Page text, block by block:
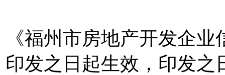
《福州市房地产开发企
印发之日起生效，印发之